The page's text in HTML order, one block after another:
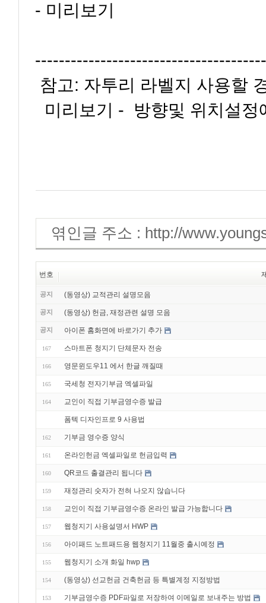
- 미리보기
참고: 자투리 라벨지 사용할
미리보기 - 방향및 위치설정
엮인글 주소 : http://
번호
공지 (동영상) 교적관리 설명모음
공지 (동영상) 헌금, 재정관련 설명 모음
공지 아이폰 홈화면에 바로가기 추가
167 스마트폰 청지기 단체문자 전송
166 영문윈도우11 에서 한글 깨질때
165 국세청 전자기부금 엑셀파일
164 교인이 직접 기부금영수증 발급
폼텍 디자인프로 9 사용법
162 기부금 영수증 양식
161 온라인헌금 엑셀파일로 헌금입력
160 QR코드 출결관리 됩니다
159 재정관리 숫자가 전혀 나오지 않습니다
158 교인이 직접 기부금영수증 온라인 발급 가능합니다
157 웹청지기 사용설명서 HWP
156 아이패드 노트패드용 웹청지기 11월중 출시예정
155 웹청지기 소개 화일 hwp
154 (동영상) 선교헌금 건축헌금 등 특별계정 지정방법
153 기부금영수증 PDF파일로 저장하여 이메일로 보내주는 방법